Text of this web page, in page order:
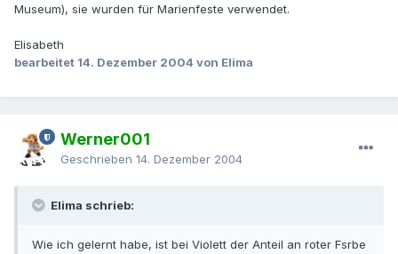
Museum), sie wurden für Marienfeste verwendet.
Elisabeth
bearbeitet 14. Dezember 2004 von Elima
Werner001
Geschrieben 14. Dezember 2004
Elima schrieb:
Wie ich gelernt habe, ist bei Violett der Anteil an roter Fsrbe